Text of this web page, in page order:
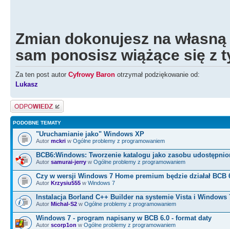
Zmian dokonujesz na
sam ponosisz wiążące się z
Za ten post autor Cyfrowy Baron otrzymał podziękowanie od:
Lukasz
Odpowiedz
PODOBNE TEMATY
"Uruchamianie jako" Windows XP
Autor mckri w Ogólne problemy z programowaniem
BCB6:Windows: Tworzenie katalogu jako zasobu
Autor samurai-jerry w Ogólne problemy z programowaniem
Czy w wersji Windows 7 Home premium będzie działał BCB
Autor Krzysiu555 w Windows 7
Instalacja Borland C++ Builder na systemie Vista i Windows
Autor Michal-S2 w Ogólne problemy z programowaniem
Windows 7 - program napisany w BCB 6.0 - format daty
Autor scorp1on w Ogólne problemy z programowaniem